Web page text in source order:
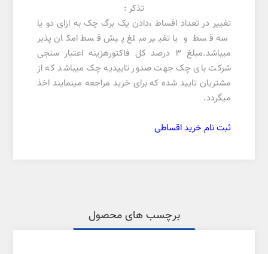
تذکر :
تغییر در تعداد اقساط ،دادن یک برگ چک به ازای دو یا
سه قسط و یا تغییر مبلغ پیش قسط امکان پذیر
میباشد.مبلغ 3 درصد کل فاکتورهزینه اعتبار سنجی
شرکت بای چک جهت صدور تاییدیه چک میباشد که از
مشتریان تایید شده که برای خرید مراجعه مینمایند اخذ
میگردد.
ثبت نام خرید اقساطی
برچسب های محصول